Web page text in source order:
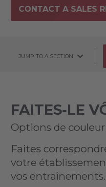
CONTACT A SALES
JUMP TO A SECTION
FAITES-LE
Options de couleur
Faites
votre
vos entraînements.